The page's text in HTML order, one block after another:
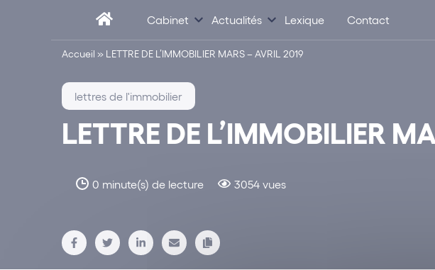
Cabinet Actualités Lexique Contact
Accueil » LETTRE DE L’IMMOBILIER MARS – AVRIL 2019
LETTRE DE L’IMMOBILIER
0 minute(s) de lecture 3054 vues
lettres de l'immobilier